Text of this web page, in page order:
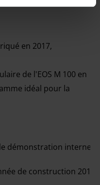
en 2017,
de l'EOS M 100 en
idéal pour la
démonstration interne
de construction 2017